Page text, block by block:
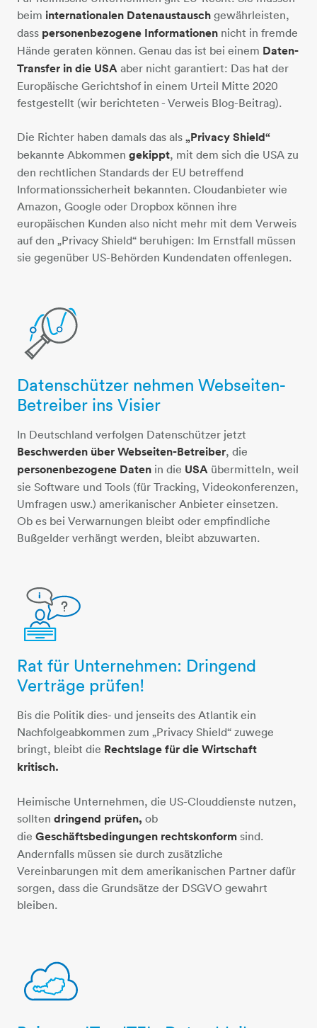
beim internationalen Datenaustausch gewährleisten,
dass personenbezogene Informationen nicht in fremde
Hände geraten können. Genau das ist bei einem Daten-
Transfer in die USA aber nicht garantiert: Das hat der
Europäische Gerichtshof in einem Urteil Mitte 2020
festgestellt (wir berichteten - Verweis Blog-Beitrag).
​​​​​​​Die Richter haben damals das als „Privacy Shield“
bekannte Abkommen gekippt, mit dem sich die USA zu
den rechtlichen Standards der EU betreffend
Informationssicherheit bekannten. Cloudanbieter wie
Amazon, Google oder Dropbox können ihre
europäischen Kunden also nicht mehr mit dem Verweis
auf den „Privacy Shield“ beruhigen: Im Ernstfall müssen
sie gegenüber US-Behörden Kundendaten offenlegen.
diagramm-linie-lupe
Datenschützer nehmen Webseiten-
Betreiber ins Visier
In Deutschland verfolgen Datenschützer jetzt
Beschwerden über Webseiten-Betreiber, die
personenbezogene Daten in die USA übermitteln, weil
sie Software und Tools (für Tracking, Videokonferenzen,
Umfragen usw.) amerikanischer Anbieter einsetzen.
Ob es bei Verwarnungen bleibt oder empfindliche
Bußgelder verhängt werden, bleibt abzuwarten.
person-schreibtisch-info
Rat für Unternehmen: Dringend
Verträge prüfen!
Bis die Politik dies- und jenseits des Atlantik ein
Nachfolgeabkommen zum „Privacy Shield“ zuwege
bringt, bleibt die Rechtslage für die Wirtschaft
kritisch.
Heimische Unternehmen, die US-Clouddienste nutzen,
sollten dringend prüfen, ob
die Geschäftsbedingungen rechtskonform sind.
Andernfalls müssen sie durch zusätzliche
Vereinbarungen mit dem amerikanischen Partner dafür
sorgen, dass die Grundsätze der DSGVO gewahrt
bleiben.